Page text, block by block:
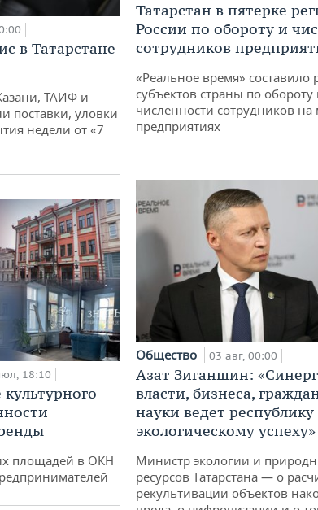
в Татарстане
ТАИФ и
поставки, уловки
недели от «7
18:10
площадей в ОКН
Татарстан в пятерке
России по обороту и
сотрудников
«Реальное время» составило
субъектов страны по обороту
численности сотрудников
предприятиях
Общество 03 авг, 00:00
Азат Зиганшин:
власти, бизнеса,
науки ведет республику
экологическому успеху»
Министр экологии и
ресурсов Татарстана — о
рекультивации объектов